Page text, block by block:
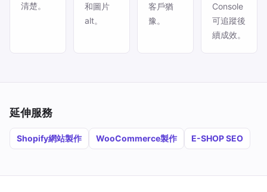
清楚。
和圖片
alt。
客戶猶
豫。
Console
可追蹤後
續成效。
延伸服務
Shopify網站製作 WooCommerce製作 E-SHOP SEO